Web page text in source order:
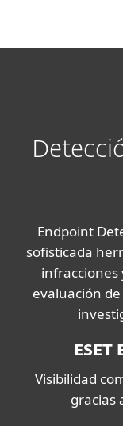
Endpoint
sofisticada
evaluación
Visibilidad
gracias